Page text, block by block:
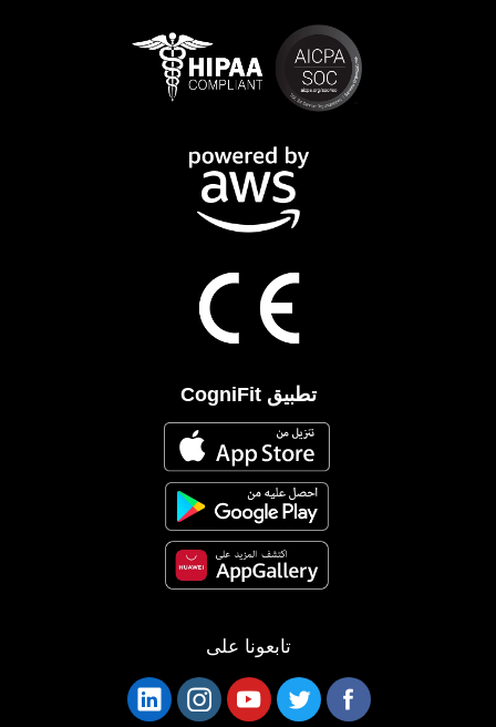
تطبيق CogniFit
تابعونا على